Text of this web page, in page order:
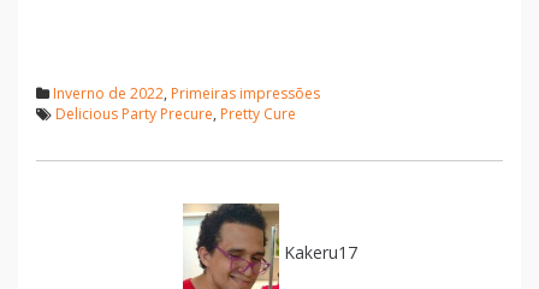
Inverno de 2022, Primeiras impressões
Delicious Party Precure, Pretty Cure
Kakeru17